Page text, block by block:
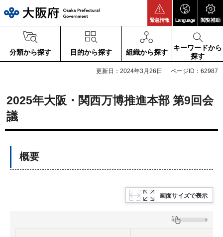
緊急情報 Language 閲覧補助
分類から探す 目的から探す 組織から探す
キーワードから
探す
更新日：2024年3月26日 ページID：62987
2025年大阪・関西万博推進本部 第9回会
議
概要
画面サイズで表示